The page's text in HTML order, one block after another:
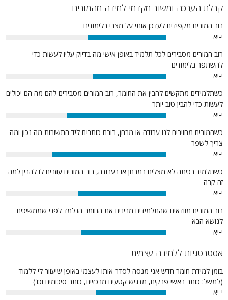
קבלת הערכה ומשוב מקדמי למידה מהמורים
רוב המורים מקפידים לעדכן אותי על מצבי בלימודים
י-יא
49%
רוב המורים מסבירים לכל תלמיד באופן אישי מה בדיוק עליו לעשות כדי
להשתפר בלימודים
י-יא
46%
כשתלמידים מתקשים להבין את החומר, רוב המורים מסבירים להם מה הם יכולים
לעשות כדי להבין טוב יותר
י-יא
62%
כשהמורים מחזירים לנו עבודה או מבחן, רובם כותבים ליד התשובות מה נכון ומה
צריך לשפר
י-יא
71%
כשתלמיד בכיתה לא מצליח במבחן או בעבודה, רוב המורים עוזרים לו להבין למה
זה קרה
י-יא
55%
רוב המורים מוודאים שהתלמידים מבינים את החומר הנלמד לפני שממשיכים
לנושא הבא
י-יא
53%
אסטרטגיות ללמידה עצמית
בזמן למידת חומר חדש אני מנסה לסדר אותו לעצמי באופן שיעזור לי ללמוד
(למשל: כותב ראשי פרקים, מדגיש קטעים מרכזיים, כותב סיכומים וכו')
י-יא
44%